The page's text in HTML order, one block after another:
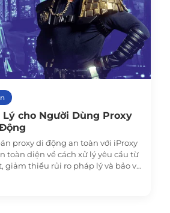
Lý cho Người Dùng Proxy
proxy di động an toàn với iProxy
toàn diện về cách xử lý yêu cầu từ
giảm thiểu rủi ro pháp lý và bảo vệ
của bạn. Bảo vệ hoạt động của